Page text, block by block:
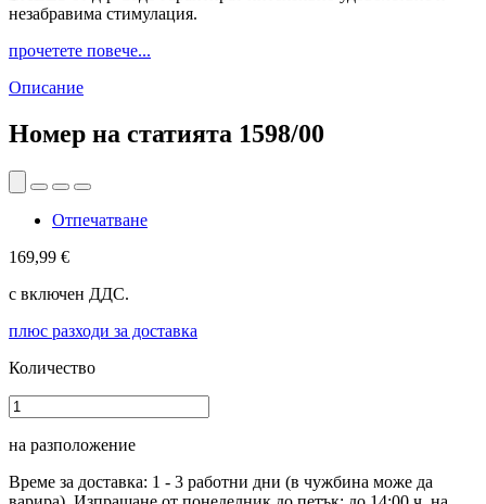
незабравима стимулация.
прочетете повече...
Описание
Номер на статията 1598/00
Отпечатване
169,99 €
с включен ДДС.
плюс разходи за доставка
Количество
на разположение
Време за доставка: 1 - 3 работни дни (в чужбина може да